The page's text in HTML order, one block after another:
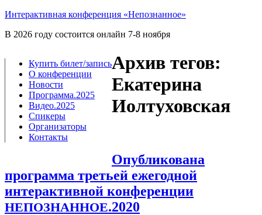
Интерактивная конференция «Непознанное»
В 2026 году состоится онлайн 7-8 ноября
Купить билет/​запись
О конференции
Новости
Программа.2025
Видео.2025
Спикеры
Организаторы
Контакты
Архив тегов:
Екатерина
Иолтуховская
Опубликована
программа третьей ежегодной
интерактивной конференции
НЕПОЗНАННОЕ.2020